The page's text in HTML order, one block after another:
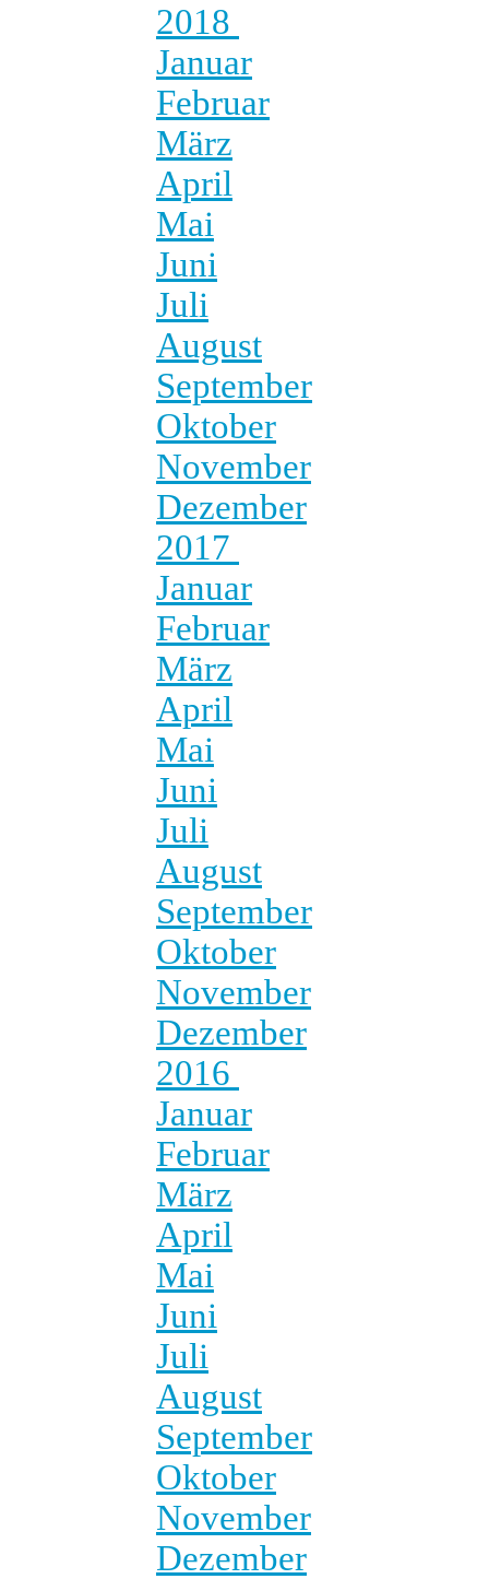
2018
Januar
Februar
März
April
Mai
Juni
Juli
August
September
Oktober
November
Dezember
2017
Januar
Februar
März
April
Mai
Juni
Juli
August
September
Oktober
November
Dezember
2016
Januar
Februar
März
April
Mai
Juni
Juli
August
September
Oktober
November
Dezember